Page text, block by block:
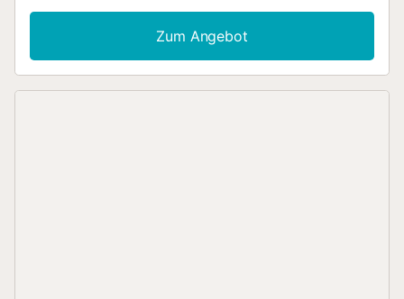
Gefrierschrank Waschmaschine Mikrowelle
Gemeinschaftspool Fernseher Terrasse Haustiere erlaubt
Grill Backofen Spülmaschine Internet Zugang Parkplatz
WLAN Kühlschrank Kaffeemaschine Wasserkocher
Zum Angebot